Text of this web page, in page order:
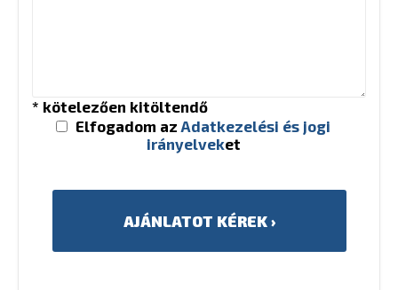
* kötelezően kitöltendő
Elfogadom az Adatkezelési és jogi
irányelveket